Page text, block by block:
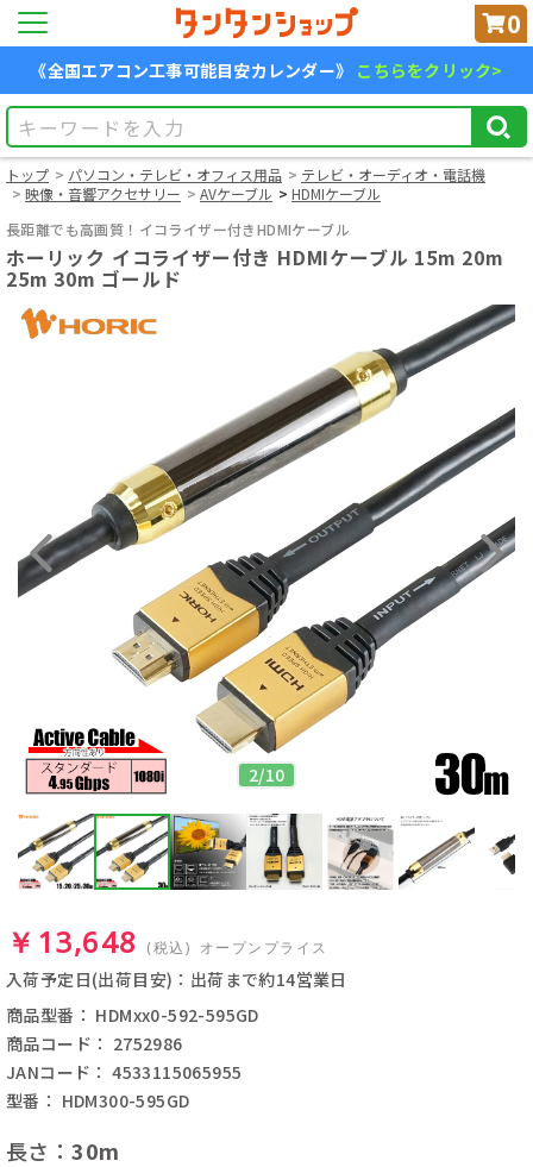
0
《全国エアコン工事可能目安カレンダー》 こちらをクリック>
トップ パソコン・テレビ・オフィス用品
テレビ・オーディオ・電話機
映像・音響アクセサリー
AVケーブル
HDMIケーブル
長距離でも高画質！イコライザー付きHDMIケーブル
ホーリック イコライザー付き HDMIケーブル 15m 20m
25m 30m ゴールド
2/10
￥13,648 (税込) オープンプライス
入荷予定日(出荷目安)：出荷まで約14営業日
商品型番： HDMxx0-592-595GD
商品コード： 2752986
JANコード： 4533115065955
型番： HDM300-595GD
長さ：30m